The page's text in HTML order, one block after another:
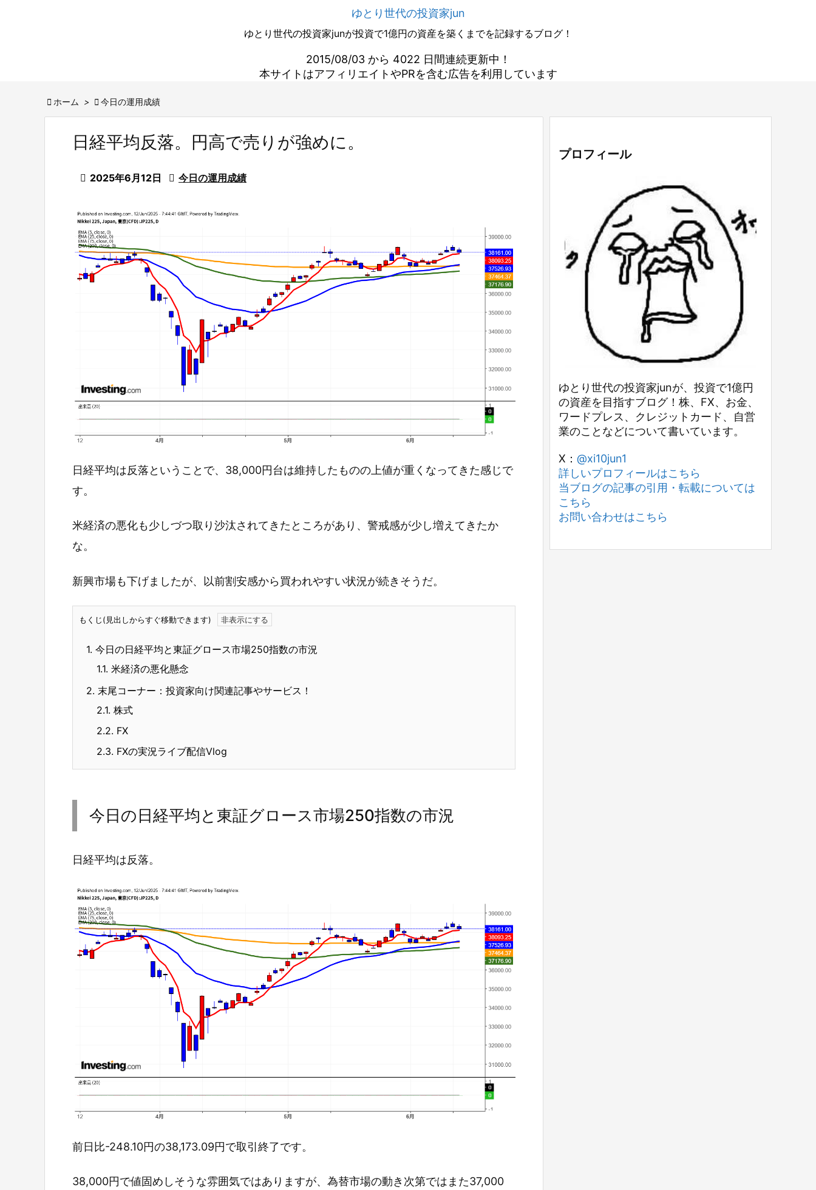
ゆとり世代の投資家jun
ゆとり世代の投資家junが投資で1億円の資産を築くまでを記録するブログ！
2015/08/03 から 4022 日間連続更新中！
本サイトはアフィリエイトやPRを含む広告を利用しています
 ホーム >  今日の運用成績
日経平均反落。円高で売りが強めに。
 2025年6月12日  今日の運用成績
日経平均は反落ということで、38,000円台は維持したものの上値が重くなってきた感じで
す。
米経済の悪化も少しづつ取り沙汰されてきたところがあり、警戒感が少し増えてきたか
な。
新興市場も下げましたが、以前割安感から買われやすい状況が続きそうだ。
もくじ(見出しからすぐ移動できます)
1. 今日の日経平均と東証グロース市場250指数の市況
1.1. 米経済の悪化懸念
2. 末尾コーナー：投資家向け関連記事やサービス！
2.1. 株式
2.2. FX
2.3. FXの実況ライブ配信Vlog
今日の日経平均と東証グロース市場250指数の市況
日経平均は反落。
前日比-248.10円の38,173.09円で取引終了です。
38,000円で値固めしそうな雰囲気ではありますが、為替市場の動き次第ではまた37,000
プロフィール
ゆとり世代の投資家junが、投資で1億円
の資産を目指すブログ！株、FX、お金、
ワードプレス、クレジットカード、自営
業のことなどについて書いています。
X： @xi10jun1
詳しいプロフィールはこちら
当ブログの記事の引用・転載については
こちら
お問い合わせはこちら